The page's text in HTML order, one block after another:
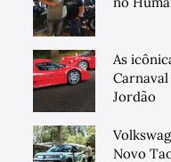
As
Carnaval
Jordão
Novo